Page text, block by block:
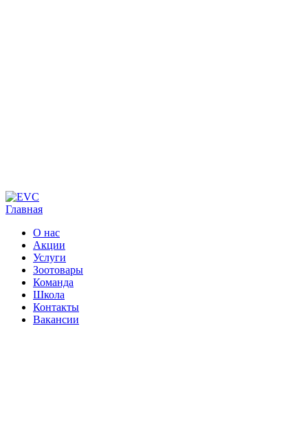
Главная
О нас
Акции
Услуги
Зоотовары
Команда
Школа
Контакты
Вакансии